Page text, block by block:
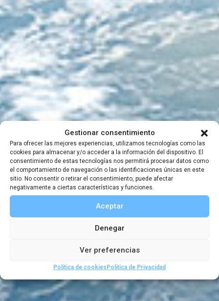
Gestionar consentimiento
Para ofrecer las mejores experiencias, utilizamos tecnologías como las
cookies para almacenar y/o acceder a la información del dispositivo. El
consentimiento de estas tecnologías nos permitirá procesar datos como
el comportamiento de navegación o las identificaciones únicas en este
sitio. No consentir o retirar el consentimiento, puede afectar
negativamente a ciertas características y funciones.
Aceptar
Denegar
Ver preferencias
Política de cookiesPolítica de Privacidad
Juego-Concurso:
Terra Incognita II
Edición
-1 ABRIL, 2022